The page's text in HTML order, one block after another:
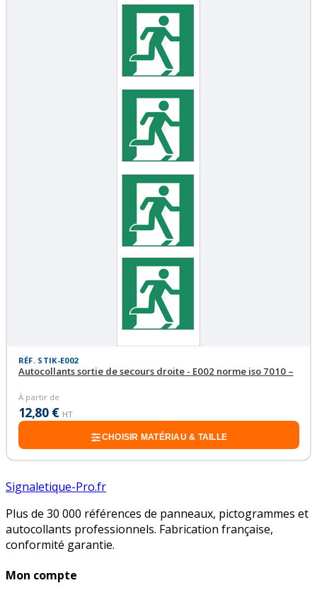
RÉF. STIK-E002
Autocollants sortie de secours droite - E002 norme iso 7010 –
À partir de
12,80 € HT
CHOISIR MATÉRIAU & TAILLE
Signaletique-Pro.fr
Plus de 30 000 références de panneaux, pictogrammes et
autocollants professionnels. Fabrication française,
conformité garantie.
Mon compte